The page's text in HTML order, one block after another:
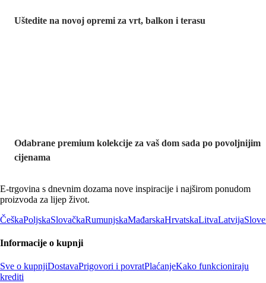
Uštedite na novoj opremi za vrt, balkon i terasu
Odabrane premium kolekcije za vaš dom sada po povoljnijim
cijenama
E-trgovina s dnevnim dozama nove inspiracije i najširom ponudom
proizvoda za lijep život.
ČeškaPoljskaSlovačkaRumunjskaMađarskaHrvatskaLitvaLatvija
Informacije o kupnji
Sve o kupnjiDostavaPrigovori i povratPlaćanjeKako funkcioniraju
krediti